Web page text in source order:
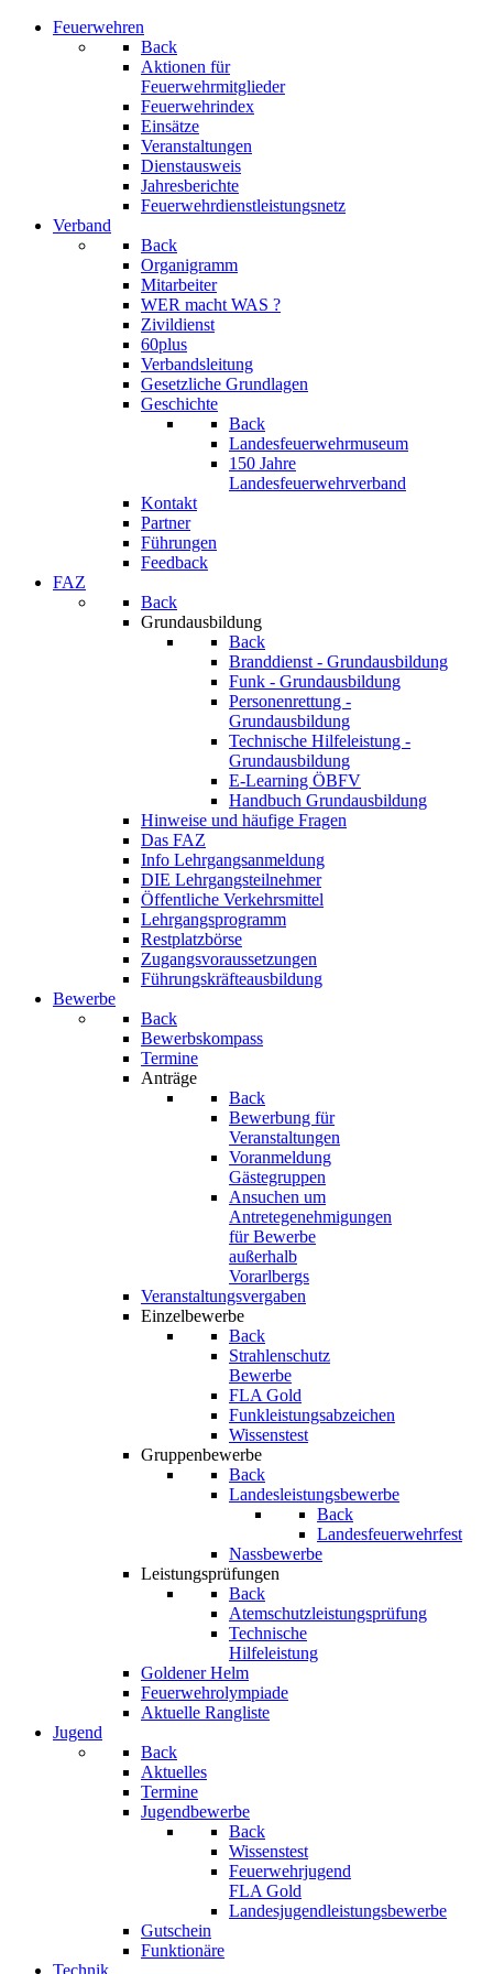
Feuerwehren
Back
Aktionen für
Feuerwehrmitglieder
Feuerwehrindex
Einsätze
Veranstaltungen
Dienstausweis
Jahresberichte
Feuerwehrdienstleistungsnetz
Verband
Back
Organigramm
Mitarbeiter
WER macht WAS ?
Zivildienst
60plus
Verbandsleitung
Gesetzliche Grundlagen
Geschichte
Back
Landesfeuerwehrmuseum
150 Jahre
Landesfeuerwehrverband
Kontakt
Partner
Führungen
Feedback
FAZ
Back
Grundausbildung
Back
Branddienst - Grundausbildung
Funk - Grundausbildung
Personenrettung -
Grundausbildung
Technische Hilfeleistung -
Grundausbildung
E-Learning ÖBFV
Handbuch Grundausbildung
Hinweise und häufige Fragen
Das FAZ
Info Lehrgangsanmeldung
DIE Lehrgangsteilnehmer
Öffentliche Verkehrsmittel
Lehrgangsprogramm
Restplatzbörse
Zugangsvoraussetzungen
Führungskräfteausbildung
Bewerbe
Back
Bewerbskompass
Termine
Anträge
Back
Bewerbung für
Veranstaltungen
Voranmeldung
Gästegruppen
Ansuchen um
Antretegenehmigungen
für Bewerbe
außerhalb
Vorarlbergs
Veranstaltungsvergaben
Einzelbewerbe
Back
Strahlenschutz
Bewerbe
FLA Gold
Funkleistungsabzeichen
Wissenstest
Gruppenbewerbe
Back
Landesleistungsbewerbe
Back
Landesfeuerwehrfest
Nassbewerbe
Leistungsprüfungen
Back
Atemschutzleistungsprüfung
Technische
Hilfeleistung
Goldener Helm
Feuerwehrolympiade
Aktuelle Rangliste
Jugend
Back
Aktuelles
Termine
Jugendbewerbe
Back
Wissenstest
Feuerwehrjugend
FLA Gold
Landesjugendleistungsbewerbe
Gutschein
Funktionäre
Technik